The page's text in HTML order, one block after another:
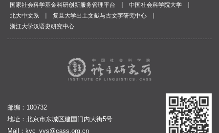
国家社会科学基金科研创新服务管理平台
｜ 中国社会科学院大学
｜
北大中文系
｜ 复旦大学出土文献与古文字研究中心
｜
浙江大学汉语史研究中心
邮编：100732
地址：北京市东城区建国门内大街5号
Mail： kyc_yys@cass.org.cn